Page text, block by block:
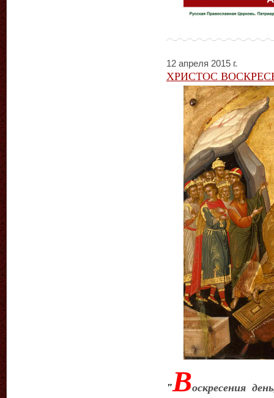
12 апреля 2015 г.
ХРИСТОС
"Воскресения